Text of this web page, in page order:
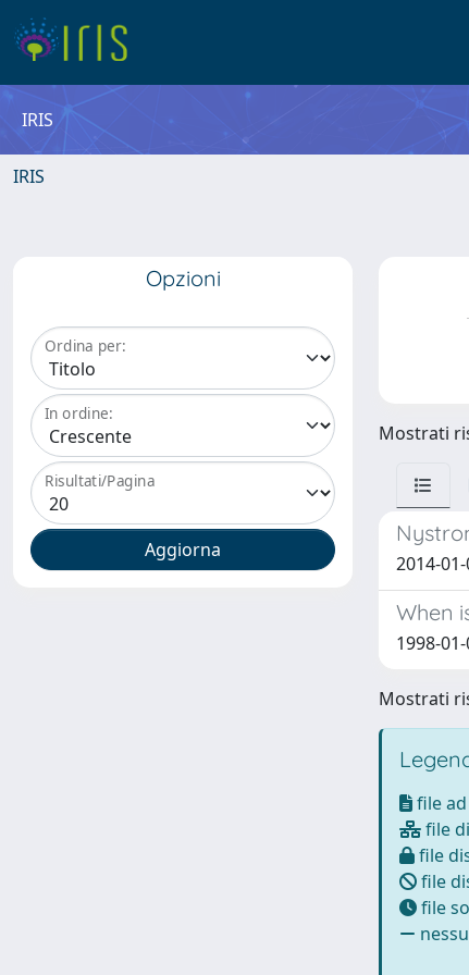
IRIS
IRIS
Opzioni
Ordina per:
In ordine:
Risultati/Pagina
Mostrati
2014-
When
1998-
Mostrati
file
file
file
file
file